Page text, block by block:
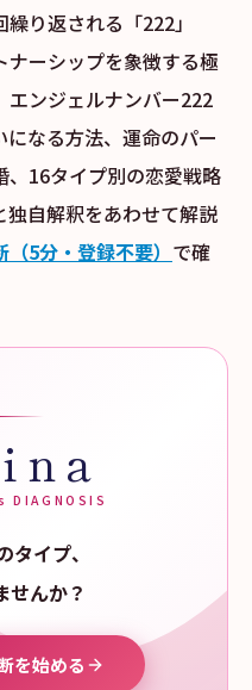
り返される「222」
ーシップを象徴する極
エンジェルナンバー222
なる方法、運命のパー
、16タイプ別の恋愛戦略
独自解釈をあわせて解説
5分・登録不要） で確
タイプ、
せんか？
を始める